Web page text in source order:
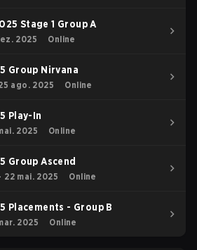
Stage 1 Group A
2025 Online
Group Nirvana
ago. 2025 Online
Play-In
2025 Online
Group Ascend
22 mai. 2025 Online
Placements - Group B
2025 Online